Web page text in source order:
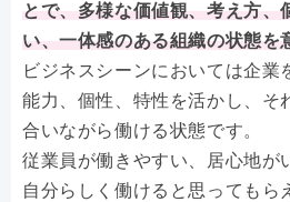
とで、多様な価値観、考え方、
い、一体感のある組織の状態を
ビジネスシーンにおいては企業
能力、個性、特性を活かし、そ
合いながら働ける状態です。
従業員が働きやすい、居心地が
自分らしく働けると思ってもら